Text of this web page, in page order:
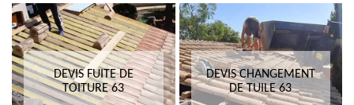
DEVIS FUITE DE
TOITURE 63
DEVIS CHANGEMENT
DE TUILE 63